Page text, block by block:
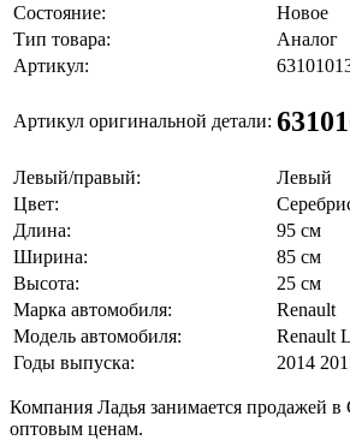
Состояние:
Новое
Тип товара:
Аналог
Артикул:
Артикул оригинальной детали:
Левый/правый:
Левый
Цвет:
Длина:
95 см
Ширина:
85 см
Высота:
25 см
Марка автомобиля:
Renault
Модель автомобиля:
Renault
Годы выпуска:
2014
Компания Ладья занимается продажей в
оптовым ценам.